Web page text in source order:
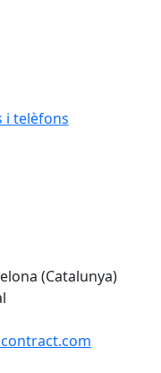
i telèfons
(Catalunya)